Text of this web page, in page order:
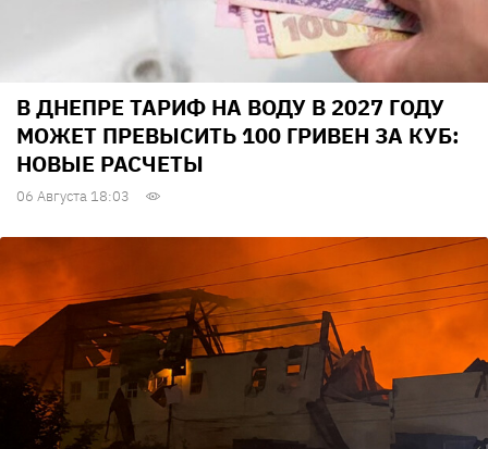
В ДНЕПРЕ ТАРИФ НА ВОДУ В 2027 ГОДУ
МОЖЕТ ПРЕВЫСИТЬ 100 ГРИВЕН ЗА КУБ:
НОВЫЕ РАСЧЕТЫ
06 Августа 18:03